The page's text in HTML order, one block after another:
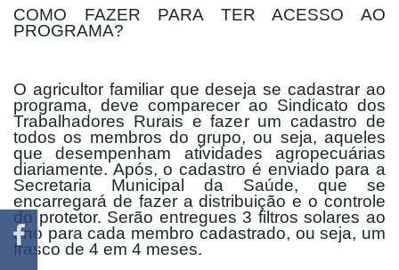
COMO FAZER PARA TER ACESSO AO
PROGRAMA?
O agricultor familiar que deseja se cadastrar ao
programa, deve comparecer ao Sindicato dos
Trabalhadores Rurais e fazer um cadastro de
todos os membros do grupo, ou seja, aqueles
que desempenham atividades agropecuárias
diariamente. Após, o cadastro é enviado para a
Secretaria Municipal da Saúde, que se
encarregará de fazer a distribuição e o controle
do protetor. Serão entregues 3 filtros solares ao
ano para cada membro cadastrado, ou seja, um
frasco de 4 em 4 meses.